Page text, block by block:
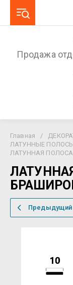
Продажа
Главная /
ЛАТУННЫЕ
ЛАТУННАЯ ПОЛОСА
Предыдущий